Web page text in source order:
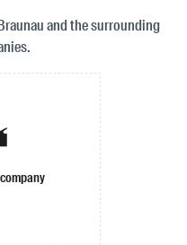
and the surrounding